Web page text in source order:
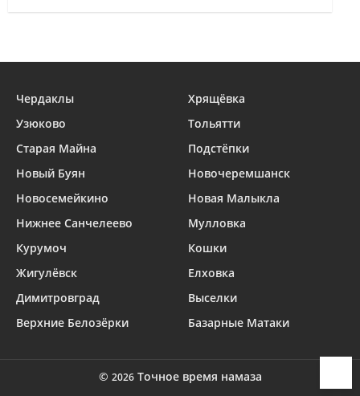
Чердаклы
Хрящёвка
Узюково
Тольятти
Старая Майна
Подстёпки
Новый Буян
Новочеремшанск
Новосемейкино
Новая Малыкла
Нижнее Санчелеево
Мулловка
Курумоч
Кошки
Жигулёвск
Елховка
Димитровград
Выселки
Верхние Белозёрки
Базарные Матаки
© 2026 Точное время намаза